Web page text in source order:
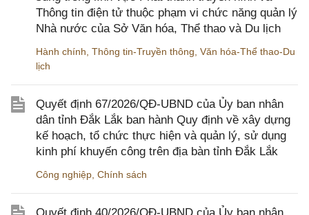
Thông tin điện tử thuộc phạm vi chức năng quản lý
Nhà nước của Sở Văn hóa, Thể thao và Du lịch
Hành chính Thông tin-Truyền thông Văn hóa-Thể thao-Du
lịch
Quyết định 67/2026/QĐ-UBND của Ủy ban nhân
dân tỉnh Đắk Lắk ban hành Quy định về xây dựng
kế hoạch, tổ chức thực hiện và quản lý, sử dụng
kinh phí khuyến công trên địa bàn tỉnh Đắk Lắk
Công nghiệp Chính sách